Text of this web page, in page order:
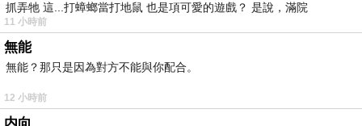
百圍之竅穴。」平日疏朗蒼綠的松,巍然挺立,微風
來了,它輕輕和著;大風起兮,搖擺如浪,歌詠如濤。
聽著松濤,不覺物我兩忘。
塵過客,真如鏡花水月?再難捨,也留不住。但我相
抓弄牠 這...打蟑螂當打地鼠 也是項可愛的遊戲？ 是說，滿院
11 小時前
無能
無能？那只是因為對方不能與你配合。
12 小時前